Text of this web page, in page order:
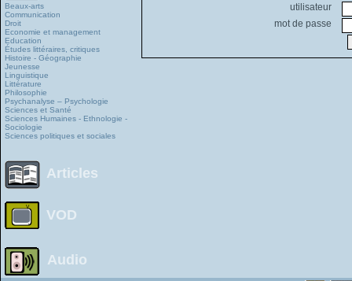
Beaux-arts
Communication
Droit
Economie et management
Education
Études littéraires, critiques
Histoire - Géographie
Jeunesse
Linguistique
Littérature
Philosophie
Psychanalyse – Psychologie
Sciences et Santé
Sciences Humaines - Ethnologie -
Sociologie
Sciences politiques et sociales
Articles
VOD
Audio
utilisateur
mot de passe